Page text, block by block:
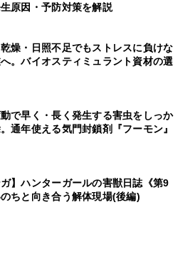
原因・予防対策を解説
燥・日照不足でもストレスに負けな
。バイオスティミュラント資材の選
で早く・長く発生する害虫をしっか
通年使える気門封鎖剤『フーモン』
ガ】ハンターガールの害獣日誌《第9
ちと向き合う解体現場(後編)